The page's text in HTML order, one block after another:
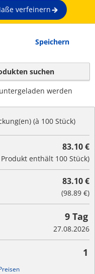
verfeinern
Speichern
suchen
werden
(à 100 Stück)
83.10 €
enthält 100 Stück)
83.10 €
(98.89 €)
9 Tag
27.08.2026
1